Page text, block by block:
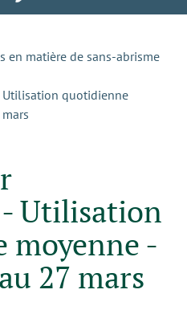
en matière de sans-abrisme
Utilisation quotidienne
Utilisation
moyenne -
27 mars